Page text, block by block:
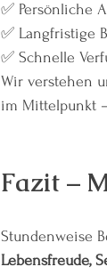
✅ Persönliche
✅ Langfristige
✅ Schnelle
Wir verstehen
im Mittelpunkt
Fazit –
Stundenweise
Lebensfreude,